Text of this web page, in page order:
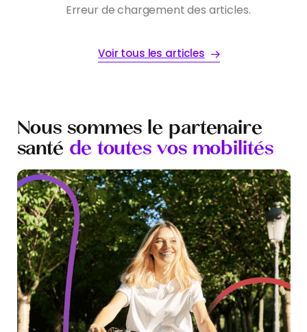
Erreur de chargement des articles.
Voir tous les articles
Nous sommes le partenaire
santé de toutes vos mobilités